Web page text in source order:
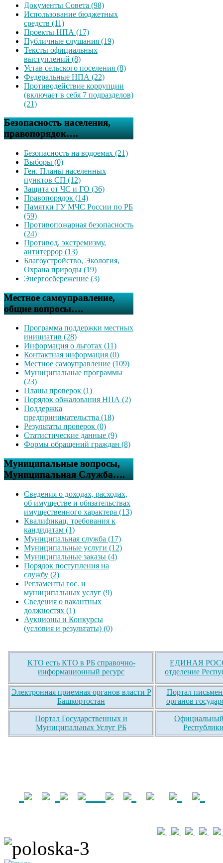
Документы Совета (98)
Использование бюджетных
средств (11)
Проекты НПА (17)
Публичные слушания (19)
Тексты официальных
выступлений (8)
Устав сельского поселения (8)
Федеральные НПА (22)
Противодействие коррупции
(включает в себя 7 подразделов)
(21)
Безопасность населения,
правопорядок….
Безопасность на водоемах (21)
Выборы (0)
Ген. Планы населенных
пунктов СП (12)
Защита от ЧС и ГО (36)
Правопорядок (14)
Памятки ГУ МЧС России по РБ
(59)
Противопожарная безопасность
(24)
Противод. экстремизму,
антитеррор (13)
Благоустройство, Экология,
Охрана природы (19)
Энергосбережение (3)
Местное самоуправление,
общие вопросы….
Программа поддержки местных
инициатив (28)
Информация о льготах (11)
Контактная информация (0)
Местное самоуправление (109)
Муниципальные программы
(23)
Планы проверок (1)
Порядок обжалования НПА (2)
Поддержка
предпринимательства (18)
Результаты проверок (0)
Статистические данные (9)
Формы обращений граждан (8)
Муниципальные вопросы,
Муниципальная Служба….
Сведения о доходах, расходах,
об имуществе и обязательствах
имущественного характера (13)
Квалификац. требования к
кандидатам (1)
Муниципальная служба (17)
Муниципальные услуги (12)
Муниципальные заказы (4)
Порядок поступления на
службу (2)
Регламенты гос. и
муниципальных услуг (9)
Сведения о вакантных
должностях (1)
Аукционы и Конкурсы
(условия и результаты) (0)
КТО есть КТО в РБ справочно-
информационный ресурс
ЕДИНАЯ
отделение
Электронная приемная органов власти Р
Башкортостан
Портал
органов
Портал Государственных и
Муниципальных Услуг РБ
Официальный